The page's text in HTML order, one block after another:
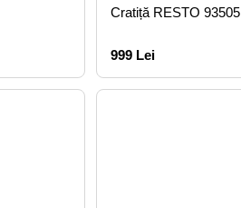
Cratiță RESTO 93505
999 Lei